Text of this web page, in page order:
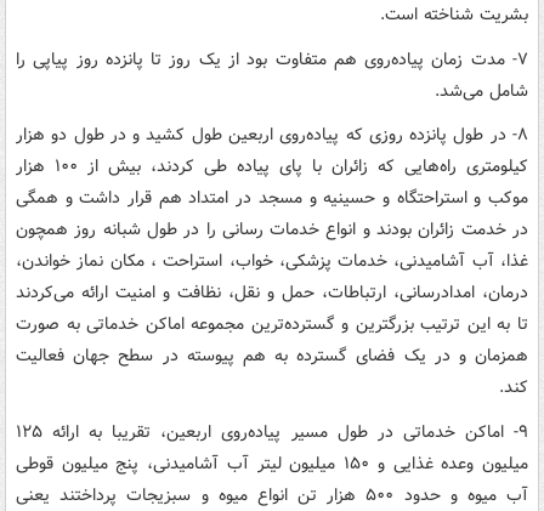
بشریت شناخته است.
۷- مدت زمان پیاده‌روی هم متفاوت بود از یک روز تا پانزده روز پیاپی را
شامل می‌شد.
۸- در طول پانزده روزی که پیاده‌روی اربعین طول کشید و در طول دو هزار
کیلومتری راه‌هایی که زائران با پای پیاده طی کردند، بیش از ۱۰۰ هزار
موکب و استراحتگاه و حسینیه و مسجد در امتداد هم قرار داشت و همگی
در خدمت زائران بودند و انواع خدمات رسانی را در طول شبانه روز همچون
غذا، آب آشامیدنی، خدمات پزشکی، خواب، استراحت ، مکان نماز خواندن،
درمان، امدادرسانی، ارتباطات، حمل و نقل، نظافت و امنیت ارائه می‌کردند
تا به این ترتیب بزرگترین و گسترده‌ترین مجموعه اماکن خدماتی به صورت
همزمان و در یک فضای گسترده به هم پیوسته در سطح جهان فعالیت
کند.
۹- اماکن خدماتی در طول مسیر پیاده‌روی اربعین، تقریبا به ارائه ۱۲۵
میلیون وعده غذایی و ۱۵۰ میلیون لیتر آب آشامیدنی، پنج میلیون قوطی
آب میوه و حدود ۵۰۰ هزار تن انواع میوه و سبزیجات پرداختند یعنی